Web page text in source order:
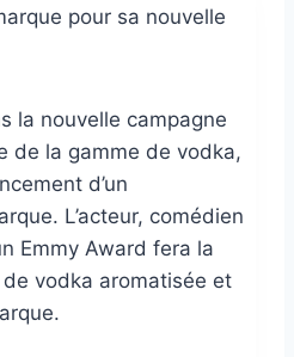
pour sa nouvelle
la nouvelle campagne
de la gamme de vodka,
d’un
L’acteur, comédien
Emmy Award fera la
vodka aromatisée et